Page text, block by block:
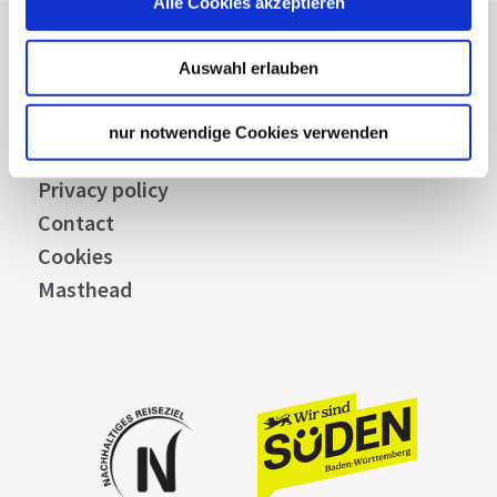
Auswahl erlauben
nur notwendige Cookies verwenden
Stuttgart Convention Bureau
Picture Database
General terms and conditions
Privacy policy
Contact
Cookies
Masthead